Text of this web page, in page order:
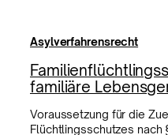
Asylverfahrensrecht
familiäre
Voraussetzung für die
Flüchtlingsschutzes nach